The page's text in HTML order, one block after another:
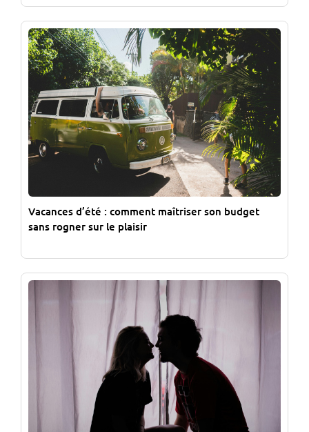
Vacances d’été : comment maîtriser son budget
sans rogner sur le plaisir